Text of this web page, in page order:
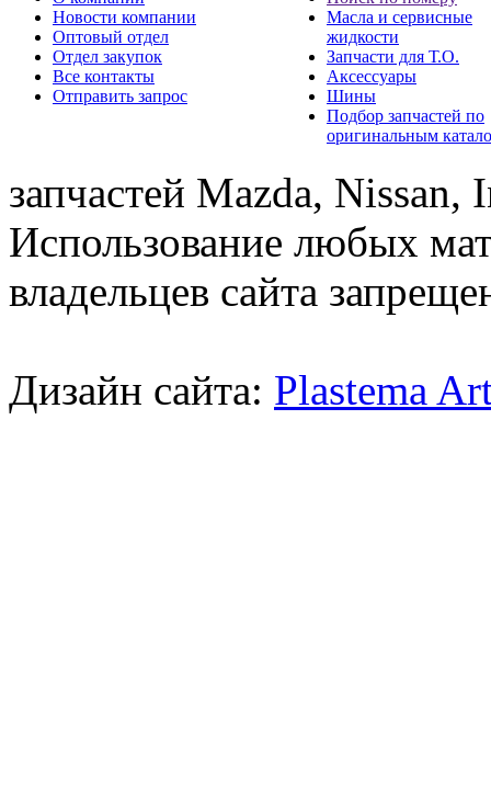
Новости компании
Оптовый отдел
Отдел закупок
Все контакты
Отправить запрос
Масла и сервисные
жидкости
Запчасти для Т.О.
Аксессуары
Шины
Подбор запчастей по
оригинальным
запчастей Mazda,
Использование любых
владельцев сайта
Дизайн сайта: Plastema